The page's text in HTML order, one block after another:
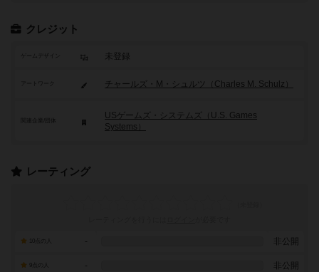
クレジット
ゲームデザイン 未登録
アートワーク チャールズ・M・シュルツ（Charles M. Schulz）
USゲームズ・システムズ（U.S. Games
Systems）
レーティング
- 非公開
- 非公開